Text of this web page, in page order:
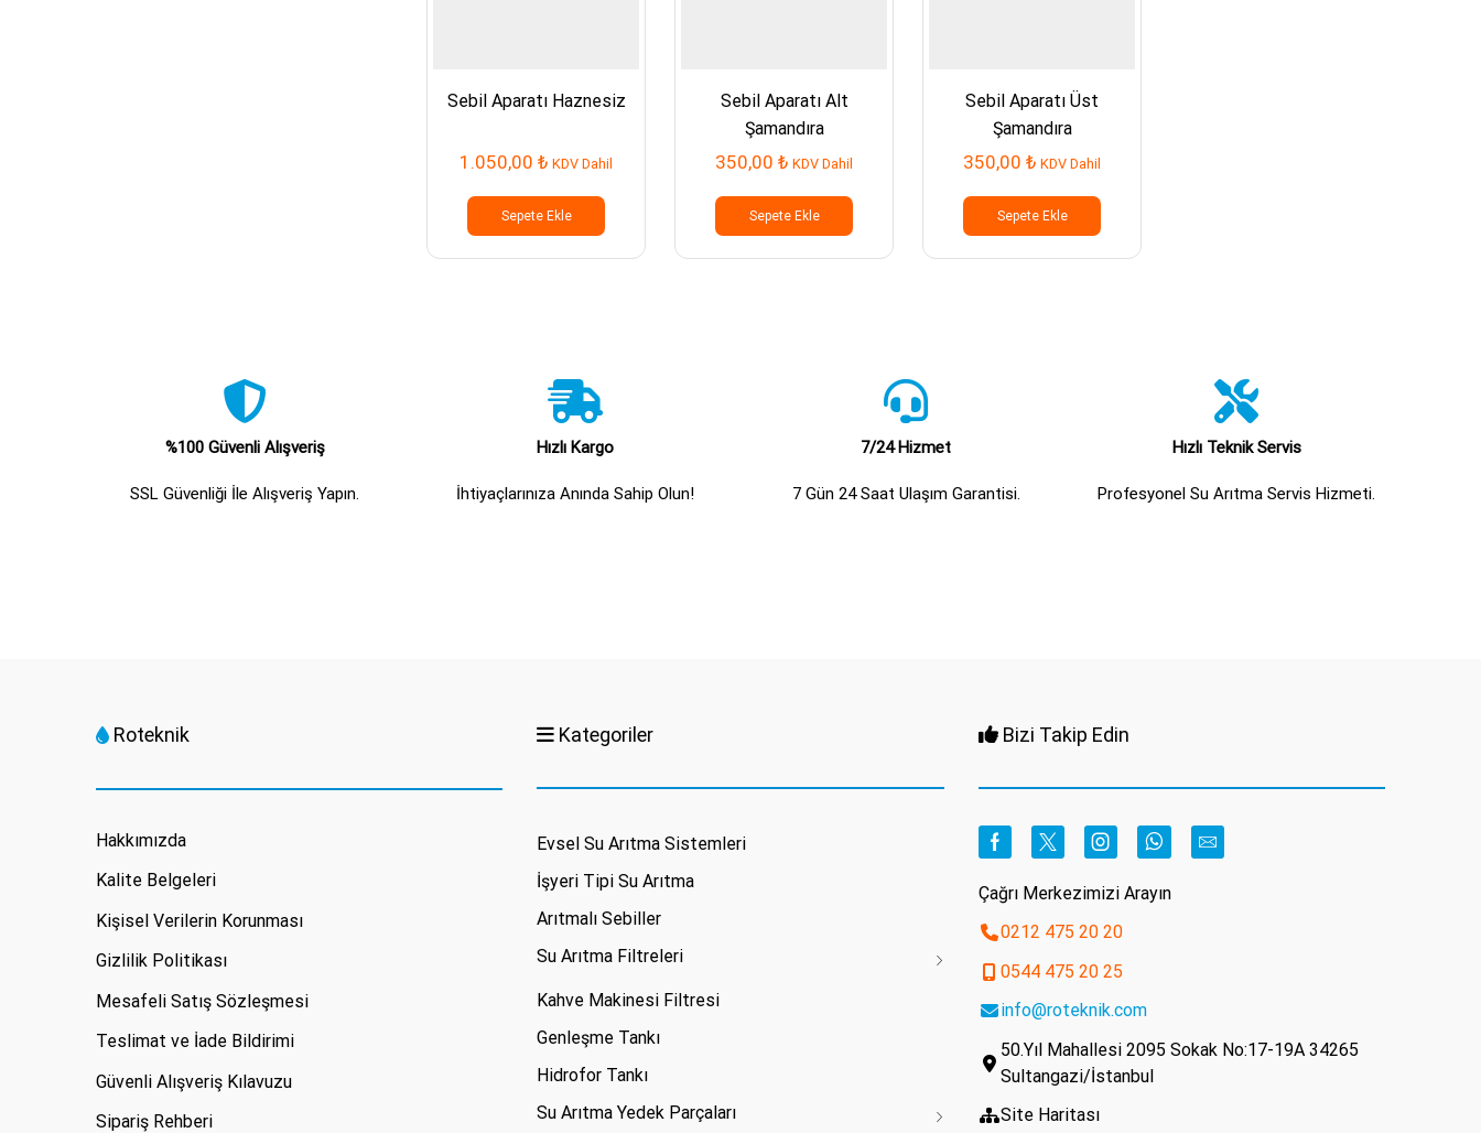
Sebil Aparatı Haznesiz
1.050,00 ₺ KDV Dahil
Sepete Ekle
Sebil Aparatı Alt
Şamandıra
350,00 ₺ KDV Dahil
Sepete Ekle
Sebil Aparatı Üst
Şamandıra
350,00 ₺ KDV Dahil
Sepete Ekle
%100 Güvenli Alışveriş
SSL Güvenliği İle Alışveriş Yapın.
Hızlı Kargo
İhtiyaçlarınıza Anında Sahip Olun!
7/24 Hizmet
7 Gün 24 Saat Ulaşım Garantisi.
Hızlı Teknik Servis
Profesyonel Su Arıtma Servis Hizmeti.
Roteknik
Hakkımızda
Kalite Belgeleri
Kişisel Verilerin Korunması
Gizlilik Politikası
Mesafeli Satış Sözleşmesi
Teslimat ve İade Bildirimi
Güvenli Alışveriş Kılavuzu
Sipariş Rehberi
Kategoriler
Evsel Su Arıtma Sistemleri
İşyeri Tipi Su Arıtma
Arıtmalı Sebiller
Su Arıtma Filtreleri
Kahve Makinesi Filtresi
Genleşme Tankı
Hidrofor Tankı
Su Arıtma Yedek Parçaları
Bizi Takip Edin
FacebookTwitterInstagramWhatsapp
Email
Çağrı Merkezimizi Arayın
0212 475 20 20
0544 475 20 25
info@roteknik.com
50.Yıl Mahallesi 2095 Sokak No:17-19A 34265
Sultangazi/İstanbul
Site Haritası